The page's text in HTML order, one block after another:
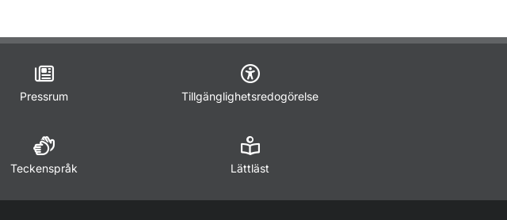
Pressrum Tillgänglighetsredogörelse
Teckenspråk Lättläst